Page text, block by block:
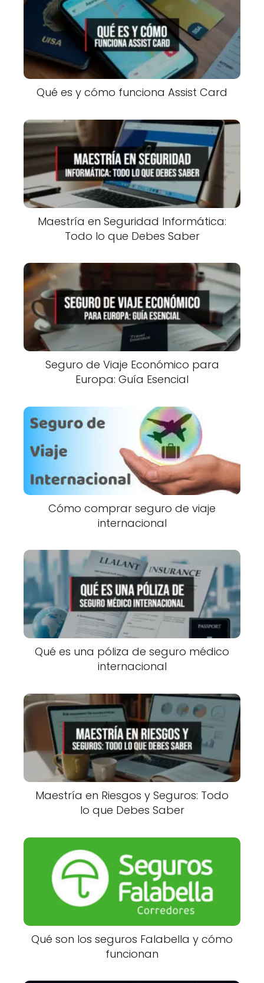
Qué es y cómo funciona Assist Card
Maestría en Seguridad Informática:
Todo lo que Debes Saber
Seguro de Viaje Económico para
Europa: Guía Esencial
Cómo comprar seguro de viaje
internacional
Qué es una póliza de seguro médico
internacional
Maestría en Riesgos y Seguros: Todo
lo que Debes Saber
Qué son los seguros Falabella y cómo
funcionan